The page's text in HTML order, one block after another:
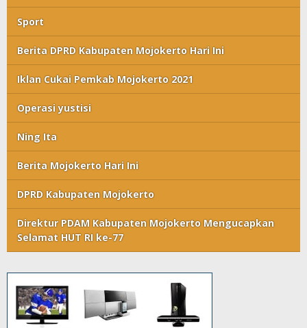
Sport
Berita DPRD Kabupaten Mojokerto Hari Ini
Iklan Cukai Pemkab Mojokerto 2021
Operasi yustisi
Ning Ita
Berita Mojokerto Hari Ini
DPRD Kabupaten Mojokerto
Direktur PDAM Kabupaten Mojokerto Mengucapkan
Selamat HUT RI ke-77